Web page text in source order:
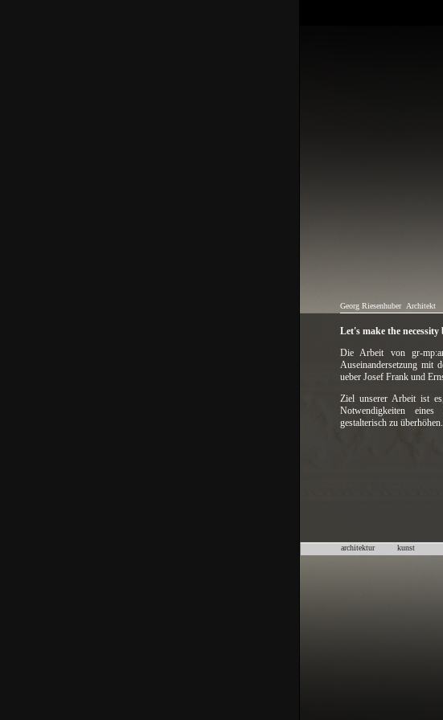
Georg Riesenhuber Architekt
Let's make the
Die Arbeit von gr-
Auseinandersetzung mit
ueber Josef Frank und
Ziel unserer Arbeit ist
Notwendigkeiten
gestalterisch zu überhöhen.
architektur kunst